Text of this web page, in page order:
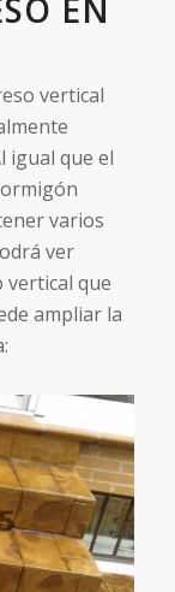
vertical
igual que el
varios
ver
que
ampliar la